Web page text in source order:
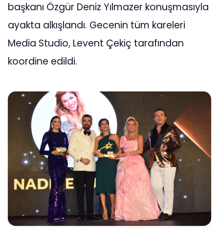
başkanı Özgür Deniz Yılmazer konuşmasıyla
ayakta alkışlandı. Gecenin tüm kareleri
Media Studio, Levent Çekiç tarafından
koordine edildi.